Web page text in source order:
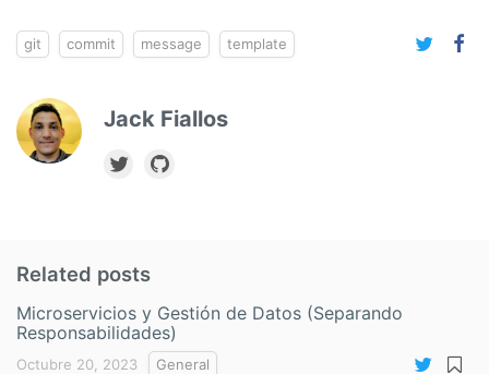
git commit message template
Jack Fiallos
Related posts
Microservicios y Gestión de Datos (Separando
Responsabilidades)
Octubre 20, 2023 General